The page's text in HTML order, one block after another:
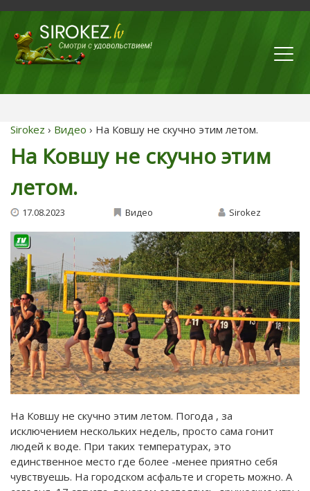
Sirokez › Видео › На Ковшу не скучно этим летом.
На Ковшу не скучно этим
летом.
17.08.2023 Видео Sirokez
На Ковшу не скучно этим летом. Погода , за
исключением нескольких недель, просто сама гонит
людей к воде. При таких температурах, это
единственное место где более -менее приятно себя
чувствуешь. На городском асфальте и сгореть можно. А